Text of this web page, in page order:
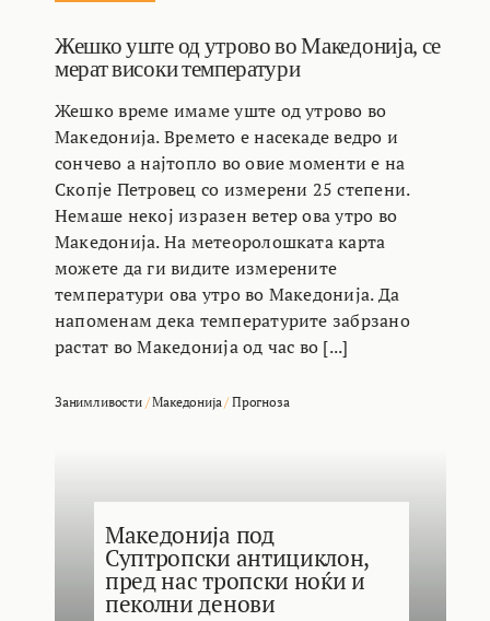
Жешко уште од утрово во Македонија, се
мерат високи температури
Жешко време имаме уште од утрово во
Македонија. Времето е насекаде ведро и
сончево а најтопло во овие моменти е на
Скопје Петровец со измерени 25 степени.
Немаше некој изразен ветер ова утро во
Македонија. На метеоролошката карта
можете да ги видите измерените
температури ова утро во Македонија. Да
напоменам дека температурите забрзано
растат во Македонија од час во [...]
Занимливости/Македонија/Прогноза
Македонија под
Суптропски антициклон,
пред нас тропски ноќи и
пеколни денови